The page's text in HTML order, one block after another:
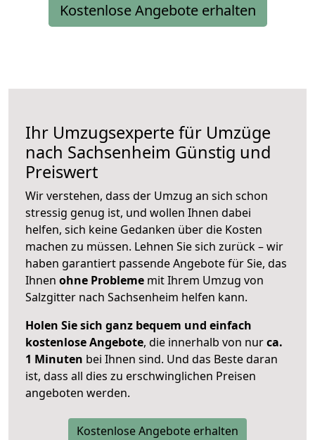
Kostenlose Angebote erhalten
Ihr Umzugsexperte für Umzüge
nach Sachsenheim Günstig und
Preiswert
Wir verstehen, dass der Umzug an sich schon
stressig genug ist, und wollen Ihnen dabei
helfen, sich keine Gedanken über die Kosten
machen zu müssen. Lehnen Sie sich zurück – wir
haben garantiert passende Angebote für Sie, das
Ihnen ohne Probleme mit Ihrem Umzug von
Salzgitter nach Sachsenheim helfen kann.
Holen Sie sich ganz bequem und einfach
kostenlose Angebote, die innerhalb von nurca.
1 Minuten bei Ihnen sind. Und das Beste daran
ist, dass all dies zu erschwinglichen Preisen
angeboten werden.
Kostenlose Angebote erhalten